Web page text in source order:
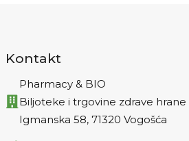
Kontakt
Pharmacy & BIO
Biljoteke i trgovine zdrave hrane
Igmanska 58, 71320 Vogošća